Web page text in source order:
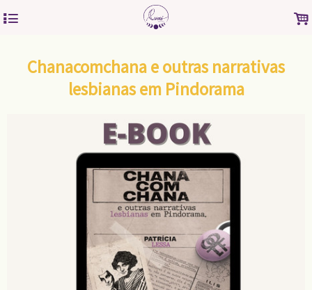
4 .
Chanacomchana e outras narrativas
lesbianas em Pindorama